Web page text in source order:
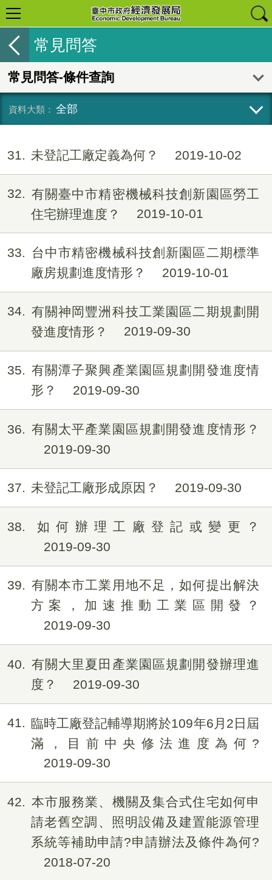
常見問答
常見問答-條件查詢
全部
31 未登記工廠定義為何？ 2019-10-02
32
有關臺中市精密機械科技創新園區勞工
住宅辦理進度？
2019-10-01
33
台中市精密機械科技創新園區二期標準
廠房規劃進度情形？
2019-10-01
34
有關神岡豐洲科技工業園區二期規劃開
發進度情形？
2019-09-30
35
有關潭子聚興產業園區規劃開發進度情
形？
2019-09-30
36
有關太平產業園區規劃開發進度情形？
2019-09-30
37 未登記工廠形成原因？ 2019-09-30
38
如何辦理工廠登記或變更？
2019-09-30
39
有關本市工業用地不足，如何提出解決
方案，加速推動工業區開發？
2019-09-30
40
有關大里夏田產業園區規劃開發辦理進
度？
2019-09-30
41
臨時工廠登記輔導期將於109年6月2日屆
滿，目前中央修法進度為何?
2019-09-30
42
本市服務業、機關及集合式住宅如何申
請老舊空調、照明設備及建置能源管理
系統等補助申請?申請辦法及條件為何?
2018-07-20